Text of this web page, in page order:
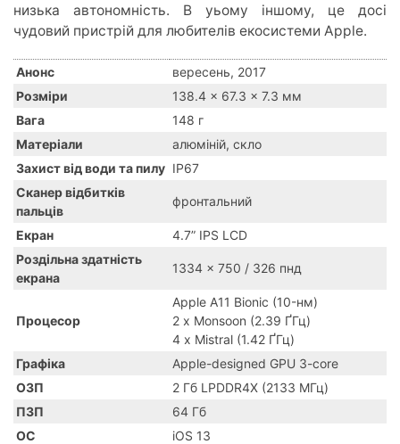
низька автономність. В уьому іншому, це досі
чудовий пристрій для любителів екосистеми Apple.
Анонс
вересень, 2017
Розміри
138.4 x 67.3 x 7.3 мм
Вага
148 г
Матеріали
алюміній, скло
Захист від води та пилу IP67
Сканер відбитків
пальців
фронтальний
Екран
4.7” IPS LCD
Роздільна здатність
екрана
1334 x 750 / 326 пнд
Процесор
Apple A11 Bionic (10-нм)
2 x Monsoon (2.39 ҐГц)
4 x Mistral (1.42 ҐГц)
Графіка
Apple-designed GPU 3-core
ОЗП
2 Гб LPDDR4X (2133 МГц)
ПЗП
64 Гб
ОС
iOS 13